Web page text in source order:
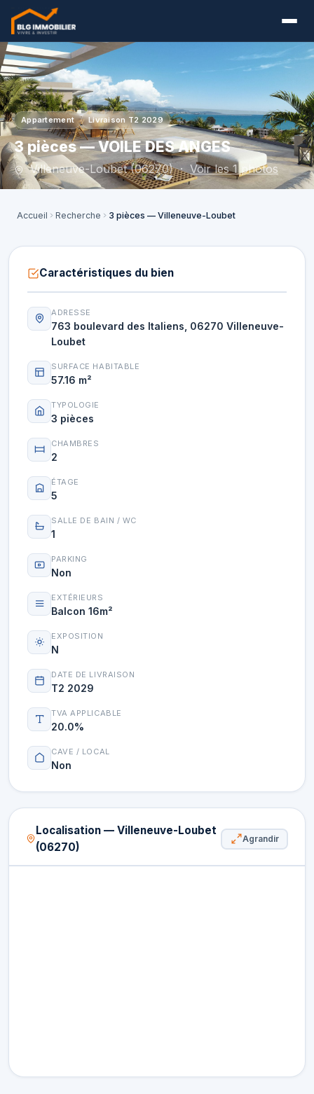
Appartement Livraison T2 2029
3 pièces — VOILE DES ANGES
Villeneuve-Loubet (06270) ·Voir les 1 photos
Accueil Recherche 3 pièces — Villeneuve-Loubet
Caractéristiques du bien
ADRESSE
763 boulevard des Italiens, 06270 Villeneuve-
Loubet
SURFACE HABITABLE
57.16 m²
TYPOLOGIE
3 pièces
CHAMBRES
2
ÉTAGE
5
SALLE DE BAIN / WC
1
PARKING
Non
EXTÉRIEURS
Balcon 16m²
EXPOSITION
N
DATE DE LIVRAISON
T2 2029
TVA APPLICABLE
20.0%
CAVE / LOCAL
Non
Localisation — Villeneuve-Loubet
(06270)
Agrandir